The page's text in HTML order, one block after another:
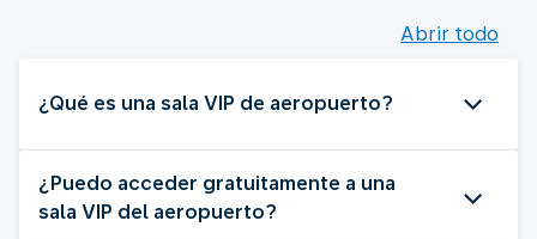
Abrir todo
¿Qué es una sala VIP de aeropuerto?
¿Puedo acceder gratuitamente a una
sala VIP del aeropuerto?